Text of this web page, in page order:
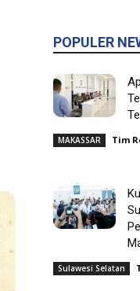
POPULER
MAKASSAR Tim
Sulawesi Selatan